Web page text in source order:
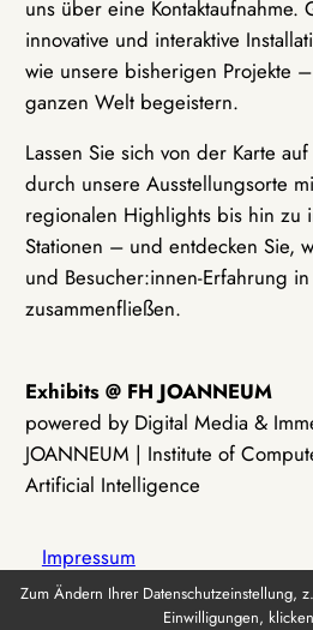
uns über eine Kontaktaufnahme.
innovative und interaktive
wie unsere bisherigen Projekte
ganzen Welt begeistern.
Lassen Sie sich von der Karte
durch unsere Ausstellungsorte
regionalen Highlights bis hin zu
Stationen – und entdecken Sie,
und Besucher:innen-Erfahrung
zusammenfließen.
Exhibits @ FH JOANNEUM
powered by Digital Media &
JOANNEUM | Institute of
Artificial Intelligence
Impressum
Zum Ändern Ihrer Datenschutzeinstellung,
Einwilligungen,